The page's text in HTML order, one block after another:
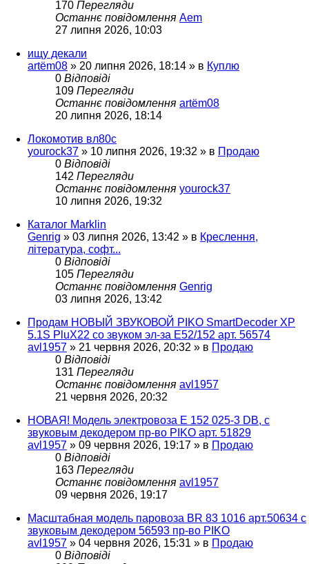
170 Перегляди
Останнє повідомлення Aem
27 липня 2026, 10:03
ищу декали
artëm08 » 20 липня 2026, 18:14 » в Куплю
0 Відповіді
109 Перегляди
Останнє повідомлення artëm08
20 липня 2026, 18:14
Локомотив вл80с
yourock37 » 10 липня 2026, 19:32 » в Продаю
0 Відповіді
142 Перегляди
Останнє повідомлення yourock37
10 липня 2026, 19:32
Каталог Marklin
Genrig » 03 липня 2026, 13:42 » в Креслення,
література, софт...
0 Відповіді
105 Перегляди
Останнє повідомлення Genrig
03 липня 2026, 13:42
Продам НОВЫЙ ЗВУКОВОЙ PIKO SmartDecoder XP
5.1S PluX22 со звуком эл-за Е52/152 арт. 56574
avl1957 » 21 червня 2026, 20:32 » в Продаю
0 Відповіді
131 Перегляди
Останнє повідомлення avl1957
21 червня 2026, 20:32
НОВАЯ! Модель электровоза Е 152 025-3 DB, с
звуковым декодером пр-во PIKO арт. 51829
avl1957 » 09 червня 2026, 19:17 » в Продаю
0 Відповіді
163 Перегляди
Останнє повідомлення avl1957
09 червня 2026, 19:17
Масштабная модель паровоза BR 83 1016 арт.50634 с
звуковым декодером 56593 пр-во PIKO
avl1957 » 04 червня 2026, 15:31 » в Продаю
0 Відповіді